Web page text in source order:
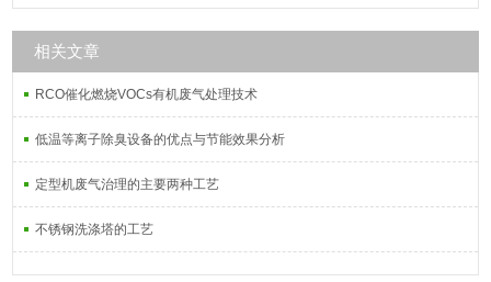
相关文章
RCO催化燃烧VOCs有机废气处理技术
低温等离子除臭设备的优点与节能效果分析
定型机废气治理的主要两种工艺
不锈钢洗涤塔的工艺